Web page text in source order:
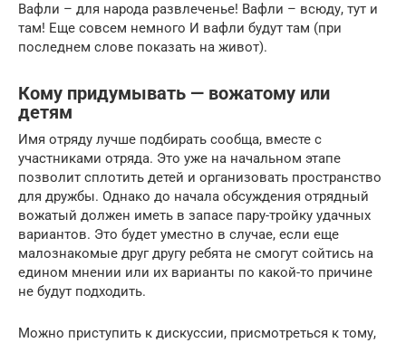
Вафли – для народа развлеченье! Вафли – всюду, тут и
там! Еще совсем немного И вафли будут там (при
последнем слове показать на живот).
Кому придумывать — вожатому или
детям
Имя отряду лучше подбирать сообща, вместе с
участниками отряда. Это уже на начальном этапе
позволит сплотить детей и организовать пространство
для дружбы. Однако до начала обсуждения отрядный
вожатый должен иметь в запасе пару-тройку удачных
вариантов. Это будет уместно в случае, если еще
малознакомые друг другу ребята не смогут сойтись на
едином мнении или их варианты по какой-то причине
не будут подходить.
Можно приступить к дискуссии, присмотреться к тому,